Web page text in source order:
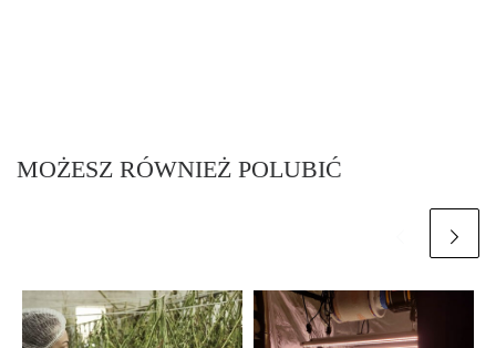
MOŻESZ RÓWNIEŻ POLUBIĆ